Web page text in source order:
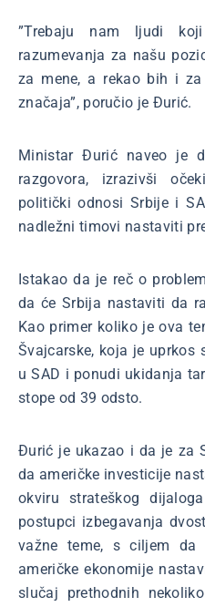
”Trebaju nam ljudi
razumevanja za našu
za mene, a rekao bih i
značaja”, poručio je Đurić.
Ministar Đurić naveo je
razgovora, izrazivši
politički odnosi Srbije i
nadležni timovi nastaviti
Istakao da je reč o
da će Srbija nastaviti da
Kao primer koliko je ova
Švajcarske, koja je
u SAD i ponudi ukidanja
stope od 39 odsto.
Đurić je ukazao i da je za
da američke investicije
okviru strateškog
postupci izbegavanja
važne teme, s ciljem da
američke ekonomije
slučaj prethodnih